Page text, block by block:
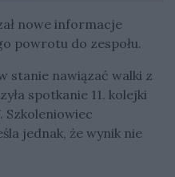
nowe informacje
powrotu do zespołu.
stanie nawiązać walki z
spotkanie 11. kolejki
Szkoleniowiec
jednak, że wynik nie